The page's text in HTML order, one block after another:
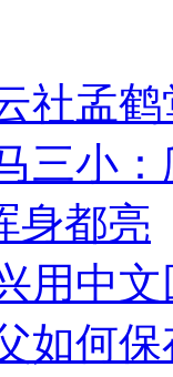
社孟
三小
身都亮
用中
如何